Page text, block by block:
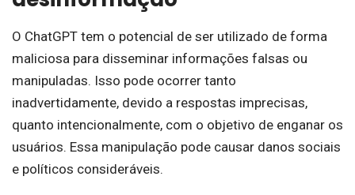
O ChatGPT tem o potencial de ser utilizado de forma
maliciosa para disseminar informações falsas ou
manipuladas. Isso pode ocorrer tanto
inadvertidamente, devido a respostas imprecisas,
quanto intencionalmente, com o objetivo de enganar os
usuários. Essa manipulação pode causar danos sociais
e políticos consideráveis.